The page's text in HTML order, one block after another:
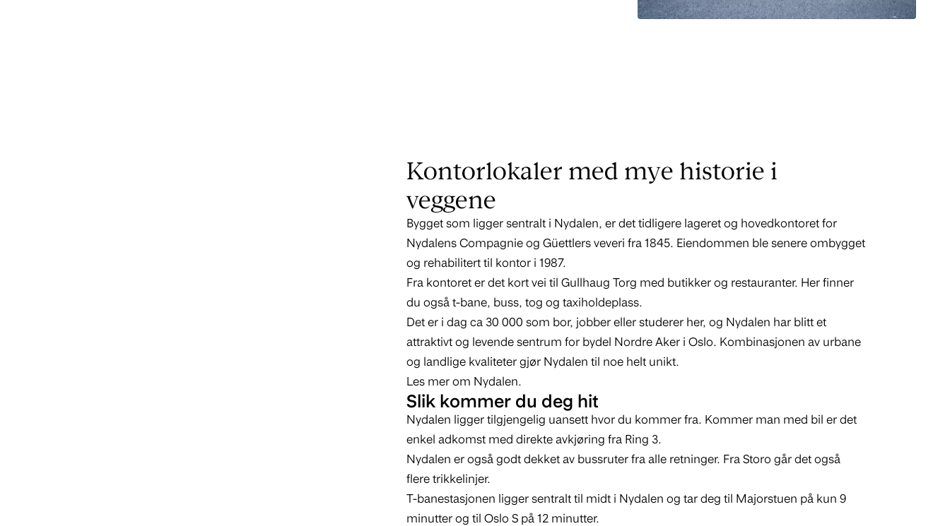
Kontorlokaler med mye historie i
veggene
Bygget som ligger sentralt i Nydalen, er det tidligere lageret og hovedkontoret for
Nydalens Compagnie og Güettlers veveri fra 1845. Eiendommen ble senere ombygget
og rehabilitert til kontor i 1987.
Fra kontoret er det kort vei til Gullhaug Torg med butikker og restauranter. Her finner
du også t-bane, buss, tog og taxiholdeplass.
Det er i dag ca 30 000 som bor, jobber eller studerer her, og Nydalen har blitt et
attraktivt og levende sentrum for bydel Nordre Aker i Oslo. Kombinasjonen av urbane
og landlige kvaliteter gjør Nydalen til noe helt unikt.
Les mer om Nydalen.
Slik kommer du deg hit
Nydalen ligger tilgjengelig uansett hvor du kommer fra. Kommer man med bil er det
enkel adkomst med direkte avkjøring fra Ring 3.
Nydalen er også godt dekket av bussruter fra alle retninger. Fra Storo går det også
flere trikkelinjer.
T-banestasjonen ligger sentralt til midt i Nydalen og tar deg til Majorstuen på kun 9
minutter og til Oslo S på 12 minutter.